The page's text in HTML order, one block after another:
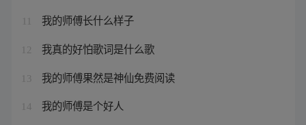
我的师傅长什么样子
12 我真的好怕歌词是什么歌
13 我的师傅果然是神仙免费阅读
14 我的师傅是个好人